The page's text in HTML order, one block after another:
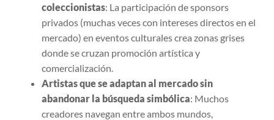
coleccionistas: La participación de sponsors
privados (muchas veces con intereses directos en el
mercado) en eventos culturales crea zonas grises
donde se cruzan promoción artística y
comercialización.
Artistas que se adaptan al mercado sin
abandonar la búsqueda simbólica: Muchos
creadores navegan entre ambos mundos,